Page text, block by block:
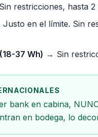
restricciones, hasta 2
en el límite. Sin
37 Wh) → Sin
bank en cabina,
en bodega, lo